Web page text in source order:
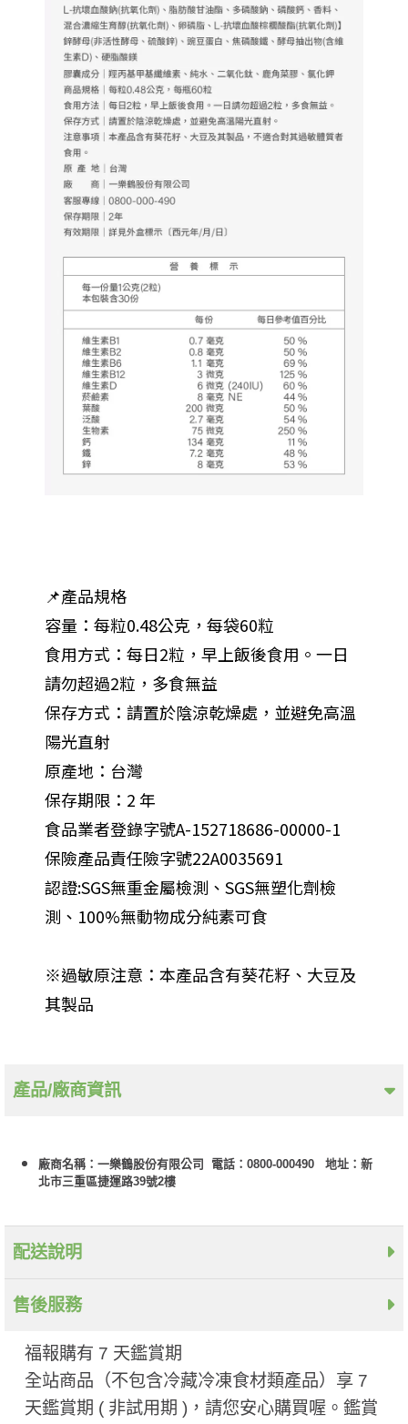
📌產品規格
容量：每粒0.48公克，每袋60粒
食用方式：每日2粒，早上飯後食用。一日
請勿超過2粒，多食無益
保存方式：請置於陰涼乾燥處，並避免高溫
陽光直射
原產地：台灣
保存期限：2 年
食品業者登錄字號A-152718686-00000-1
保險產品責任險字號22A0035691
認證:SGS無重金屬檢測、SGS無塑化劑檢
測、100%無動物成分純素可食
※過敏原注意：本產品含有葵花籽、大豆及
其製品
產品/廠商資訊
廠商名稱：一樂鶴股份有限公司 電話：0800-000490 地址：新
北市三重區捷運路39號2樓
配送說明
售後服務
福報購有 7 天鑑賞期
全站商品（不包含冷藏冷凍食材類產品）享 7
天鑑賞期 ( 非試用期 ​)，請您安心購買喔。鑑賞